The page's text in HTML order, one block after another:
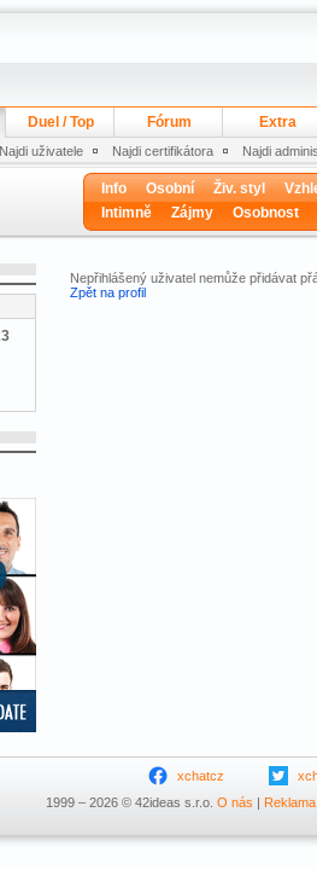
Duel / Top Fórum Extra
Najdi uživatele Najdi certifikátora Najdi
Info Osobní Živ. styl
Intimně
Zájmy Osobnost
Nepřihlášený uživatel nemůže přidávat
Zpět na profil
xchatcz
1999 – 2026 © 42ideas s.r.o. O nás | Reklama